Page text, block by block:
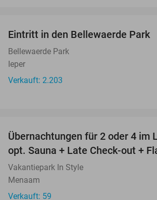
Eintritt in den Bellewaerde Park
Bellewaerde Park
Ieper
Verkauft: 2.203
Übernachtungen für 2 oder 4 im
opt. Sauna + Late Check-out +
Vakantiepark In Style
Menaam
Verkauft: 59